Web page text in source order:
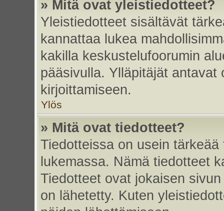
» Mitä ovat yleistiedotteet?
Yleistiedotteet sisältävät
kannattaa lukea
kakilla keskustelufoorumin
pääsivulla. Ylläpitäjät antavat
kirjoittamiseen.
Ylös
» Mitä ovat tiedotteet?
Tiedotteissa on usein
lukemassa. Nämä tiedotteet
Tiedotteet ovat jokaisen
on lähetetty. Kuten